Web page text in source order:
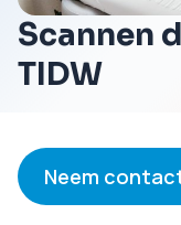
Scannen
TIDW
Neem